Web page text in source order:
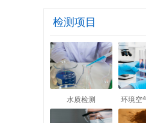
检测项目
水质检测 环境空